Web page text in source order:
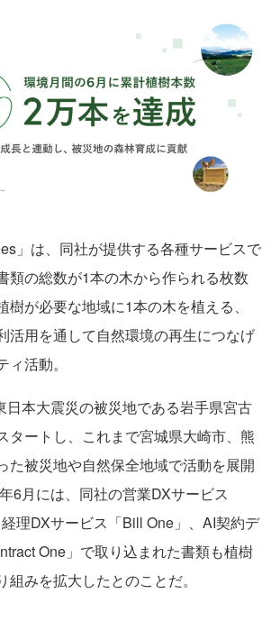
」は、同社が提供する各種サービスで
類の総数が1本の木から作られる枚数
樹が必要な地域に1本の木を植える、
活用を通して自然環境の再生につなげ
活動。
本大震災の被災地である岩手県宮古
タートし、これまで宮城県大崎市、熊
た被災地や自然保全地域で活動を展開
6月には、同社の営業DXサービス
経理DXサービス「Bill One」、AI契約デ
One」で取り込まれた書類も植樹
組みを拡大したとのことだ。